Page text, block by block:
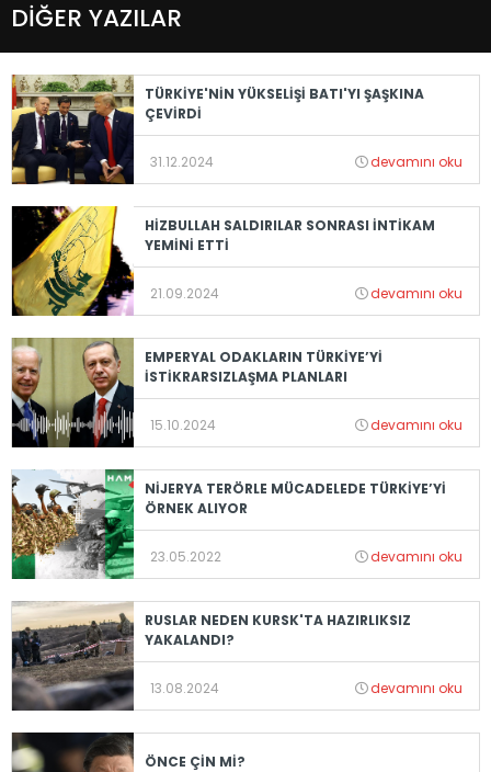
DİĞER YAZILAR
TÜRKİYE'NİN YÜKSELİŞİ BATI'YI ŞAŞKINA
ÇEVİRDİ
31.12.2024 devamını oku
HİZBULLAH SALDIRILAR SONRASI İNTİKAM
YEMİNİ ETTİ
21.09.2024 devamını oku
EMPERYAL ODAKLARIN TÜRKİYE’Yİ
İSTİKRARSIZLAŞMA PLANLARI
15.10.2024 devamını oku
NİJERYA TERÖRLE MÜCADELEDE TÜRKİYE’Yİ
ÖRNEK ALIYOR
23.05.2022 devamını oku
RUSLAR NEDEN KURSK'TA HAZIRLIKSIZ
YAKALANDI?
13.08.2024 devamını oku
ÖNCE ÇİN Mİ?